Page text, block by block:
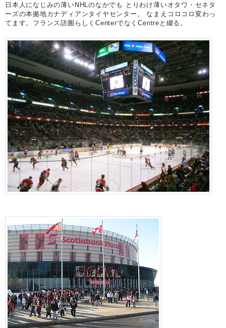
日本人になじみの薄いNHLのなかでも とりわけ薄いオタワ・セネタ
ーズの本拠地カナディアンタイヤセンター。 なまえコロコロ変わっ
てます。フランス語圏らしくCenterでなくCentreと綴る。